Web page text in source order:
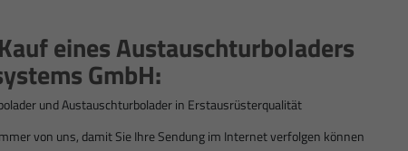
eines Austauschturboladers
GmbH:
und Austauschturboladerin Erstausrüsterqualität
von uns, damit Sie Ihre Sendung im Internet verfolgen können